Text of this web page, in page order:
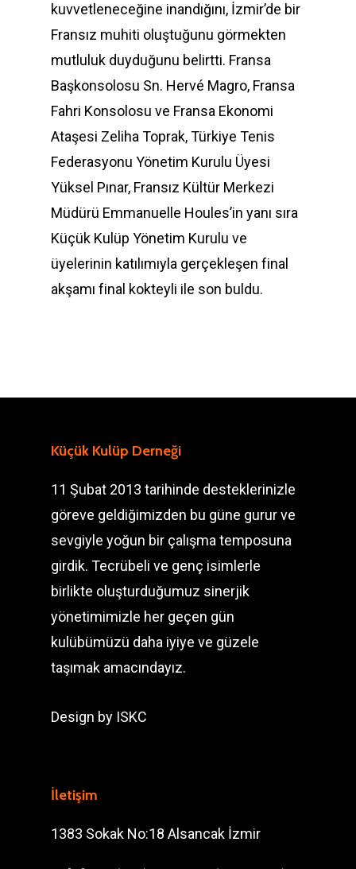
kuvvetleneceğine inandığını, İzmir’de bir
Fransız muhiti oluştuğunu görmekten
mutluluk duyduğunu belirtti. Fransa
Başkonsolosu Sn. Hervé Magro, Fransa
Fahri Konsolosu ve Fransa Ekonomi
Ataşesi Zeliha Toprak, Türkiye Tenis
Federasyonu Yönetim Kurulu Üyesi
Yüksel Pınar, Fransız Kültür Merkezi
Müdürü Emmanuelle Houles’in yanı sıra
Küçük Kulüp Yönetim Kurulu ve
üyelerinin katılımıyla gerçekleşen final
akşamı final kokteyli ile son buldu.
Küçük Kulüp Derneği
11 Şubat 2013 tarihinde desteklerinizle
göreve geldiğimizden bu güne gurur ve
sevgiyle yoğun bir çalışma temposuna
girdik. Tecrübeli ve genç isimlerle
birlikte oluşturduğumuz sinerjik
yönetimimizle her geçen gün
kulübümüzü daha iyiye ve güzele
taşımak amacındayız.
Design by ISKC
İletişim
1383 Sokak No:18 Alsancak İzmir